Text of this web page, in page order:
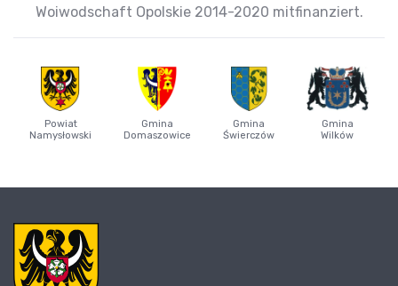
Woiwodschaft Opolskie 2014-2020 mitfinanziert.
Powiat
Namysłowski
Gmina
Domaszowice
Gmina
Świerczów
Gmina
Wilków